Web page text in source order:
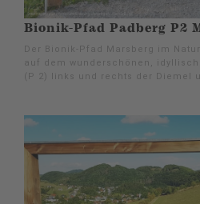
Bionik-Pfad Padberg P2
Der Bionik-Pfad Marsberg im
auf dem wunderschönen,
(P 2) links und rechts der Diemel